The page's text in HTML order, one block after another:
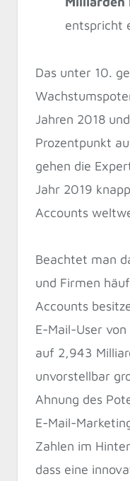
entspricht
Das unter 10.
Jahren 2018
Prozentpunkt
gehen die
Jahr 2019
Accounts
Beachtet man
und Firmen
Accounts
E-Mail-User
auf 2,943
unvorstellbar
Ahnung des
E-Mail-
Zahlen im
dass eine